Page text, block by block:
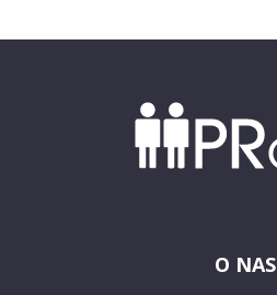
O NAS